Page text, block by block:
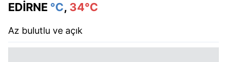
EDİRNE °C, 34°C
Az bulutlu ve açık